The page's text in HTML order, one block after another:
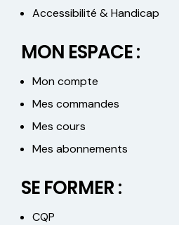
Accessibilité & Handicap
MON ESPACE :
Mon compte
Mes commandes
Mes cours
Mes abonnements
SE FORMER :
CQP